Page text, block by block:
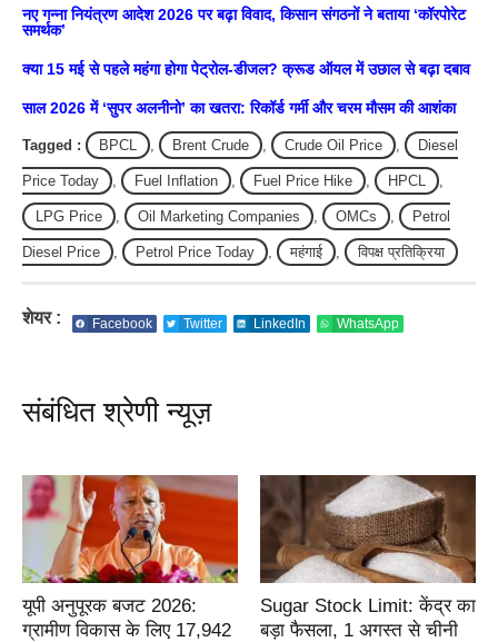
नए गन्ना नियंत्रण आदेश 2026 पर बढ़ा विवाद, किसान संगठनों ने बताया ‘कॉरपोरेट
समर्थक’
क्या 15 मई से पहले महंगा होगा पेट्रोल-डीजल? क्रूड ऑयल में उछाल से बढ़ा दबाव
साल 2026 में ‘सुपर अलनीनो’ का खतरा: रिकॉर्ड गर्मी और चरम मौसम की आशंका
Tagged : BPCL Brent Crude Crude Oil Price Diesel
Price Today Fuel Inflation Fuel Price Hike HPCL
LPG Price Oil Marketing Companies OMCs Petrol
Diesel Price Petrol Price Today महंगाई विपक्ष प्रतिक्रिया
शेयर : Facebook Twitter LinkedIn WhatsApp
संबंधित श्रेणी न्यूज़
यूपी अनुपूरक बजट 2026:
ग्रामीण विकास के लिए 17,942
Sugar Stock Limit: केंद्र का
बड़ा फैसला, 1 अगस्त से चीनी